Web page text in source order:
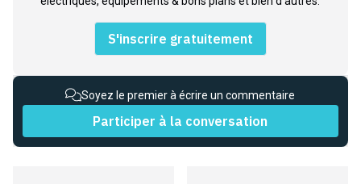
S'inscrire gratuitement
Soyez le premier à écrire un commentaire
Participer à la conversation